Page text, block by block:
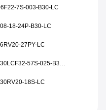
7S-003-B30-LC
18-24P-B30-LC
27PY-LC
18S-LC